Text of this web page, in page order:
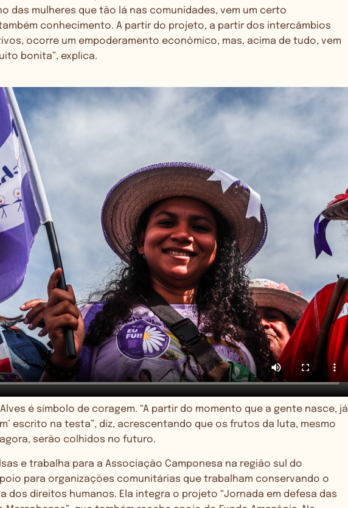
das mulheres que tão lá nas comunidades, vem um certo
conhecimento. A partir do projeto, a partir dos intercâmbios
ocorre um empoderamento econômico, mas, acima de tudo, vem
bonita”, explica.
é símbolo de coragem. “A partir do momento que a gente nasce, já
escrito na testa”, diz, acrescentando que os frutos da luta, mesmo
serão colhidos no futuro.
e trabalha para a Associação Camponesa na região sul do
para organizações comunitárias que trabalham conservando o
dos direitos humanos. Ela integra o projeto “Jornada em defesa das